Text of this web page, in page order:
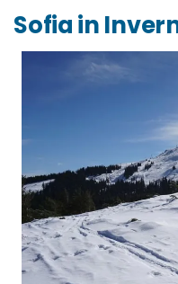
Sofia in